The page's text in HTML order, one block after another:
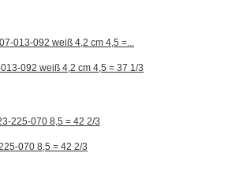
092 weiß 4,2 cm 4,5 = 37 1/3
070 8,5 = 42 2/3